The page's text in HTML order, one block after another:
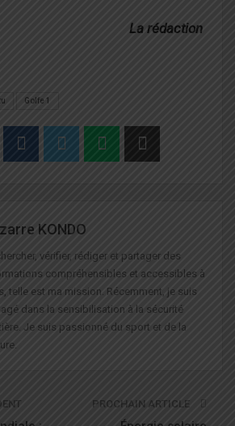
La rédaction
Golfe 1
KONDO
vérifier, rédiger et partager des
compréhensibles et accessibles à
telle est ma mission. Récemment, je suis
dans la sensibilisation à la sécurité
Je suis passionné du sport et de la
PROCHAIN ARTICLE